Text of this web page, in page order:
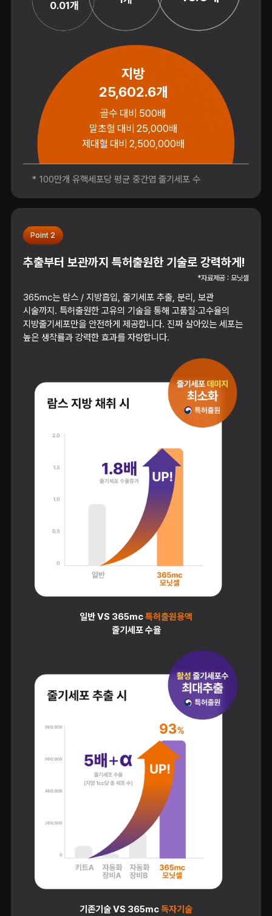
0.01개
지방
25,602.6개
골수 대비 500배
말초혈 대비 25,000배
제대혈 대비 2,500,000배
* 100만개 유핵세포당 평균 중간엽 줄기세포 수
Point 2
추출부터 보관까지 특허출원한 기술로 강력하게!
*자료제공 : 모닛셀
365mc는 람스 / 지방흡입, 줄기세포 추출, 분리, 보관
시술까지. 특허출원한 고유의 기술을 통해 고품질·고수율의
지방줄기세포만을 안전하게 제공합니다. 진짜 살아있는 세포는
높은 생착률과 강력한 효과를 자랑합니다.
일반 VS 365mc특허출원용액
줄기세포 수율
기존기술 VS 365mc독자기술